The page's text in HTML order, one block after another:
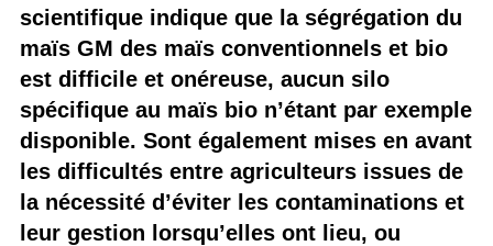
scientifique indique que la ségrégation du
maïs GM des maïs conventionnels et bio
est difficile et onéreuse, aucun silo
spécifique au maïs bio n’étant par exemple
disponible. Sont également mises en avant
les difficultés entre agriculteurs issues de
la nécessité d’éviter les contaminations et
leur gestion lorsqu’elles ont lieu, ou